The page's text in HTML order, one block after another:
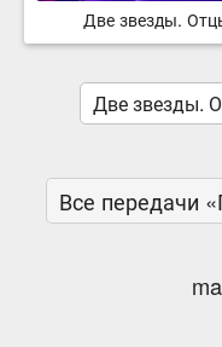
Две звезды.
Две звезды.
Все передачи